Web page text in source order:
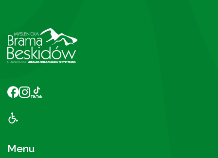
Menu